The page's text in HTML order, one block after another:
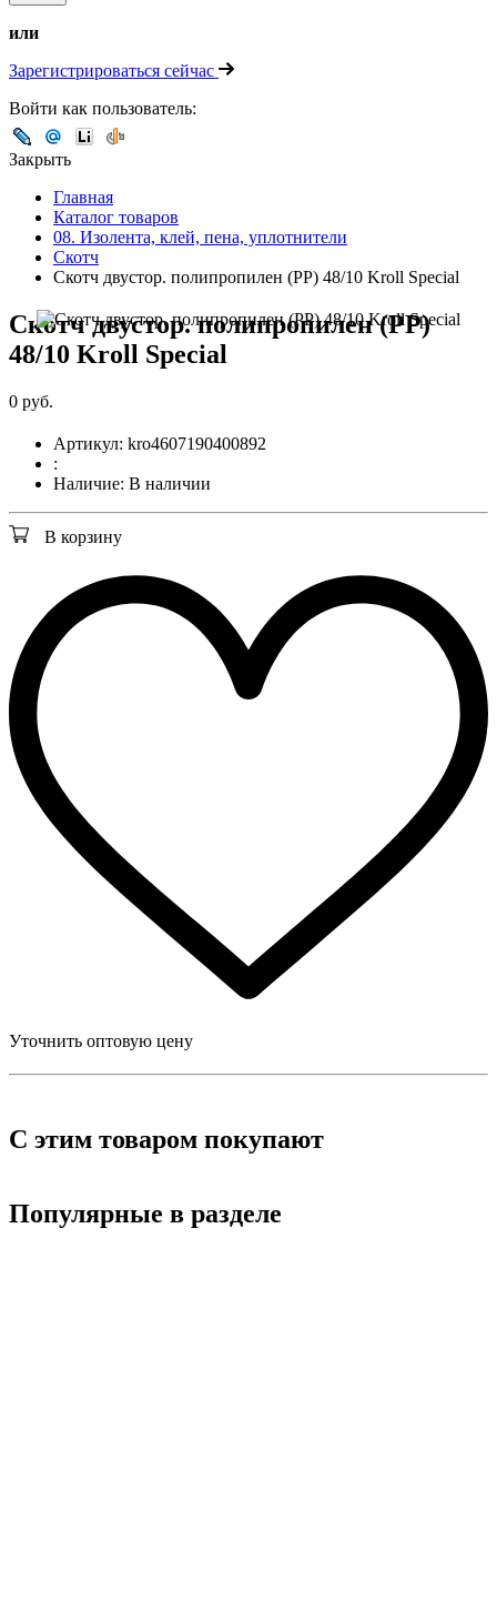
или
Зарегистрироваться сейчас
Войти как пользователь:
Закрыть
Главная
Каталог товаров
08. Изолента, клей, пена, уплотнители
Скотч
Скотч двустор. полипропилен (PP) 48/10 Kroll Special
Скотч двустор. полипропилен (PP)
48/10 Kroll Special
0 руб.
Артикул: kro4607190400892
:
Наличие: В наличии
В корзину
Уточнить оптовую цену
С этим товаром покупают
Популярные в разделе